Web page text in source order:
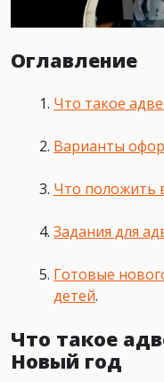
Оглавление
Что такое
Варианты
Что положить
Задания для
Готовые
детей.
Что такое
Новый год